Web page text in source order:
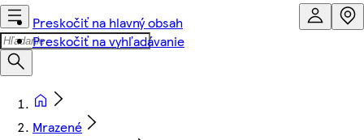
Preskočiť na hlavný obsah
Preskočiť na vyhľadávanie
Mrazené